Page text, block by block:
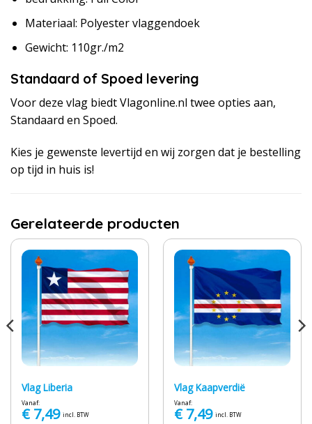
Materiaal: Polyester vlaggendoek
Gewicht: 110gr./m2
Standaard of Spoed levering
Voor deze vlag biedt Vlagonline.nl twee opties aan,
Standaard en Spoed.
Kies je gewenste levertijd en wij zorgen dat je bestelling
op tijd in huis is!
Gerelateerde producten
Vlag Liberia
Vanaf:
€7,49 incl. BTW
Vlag Kaapverdië
Vanaf:
€7,49 incl. BTW